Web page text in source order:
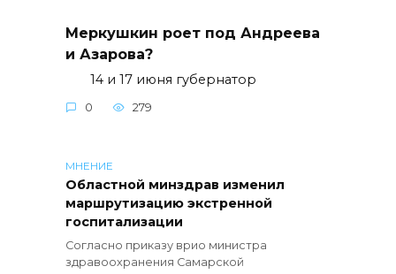
Меркушкин роет под Андреева
и Азарова?
14 и 17 июня губернатор
0 279
МНЕНИЕ
Областной минздрав изменил
маршрутизацию экстренной
госпитализации
Согласно приказу врио министра
здравоохранения Самарской